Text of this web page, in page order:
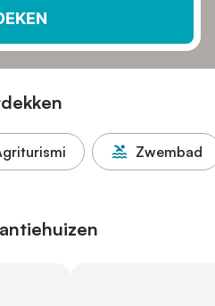
Zwembad